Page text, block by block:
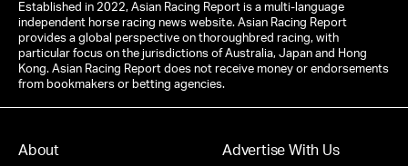
Established in 2022, Asian Racing Report is a multi-language
independent horse racing news website. Asian Racing Report
provides a global perspective on thoroughbred racing, with
particular focus on the jurisdictions of Australia, Japan and Hong
Kong. Asian Racing Report does not receive money or endorsements
from bookmakers or betting agencies.
About
Advertise With Us